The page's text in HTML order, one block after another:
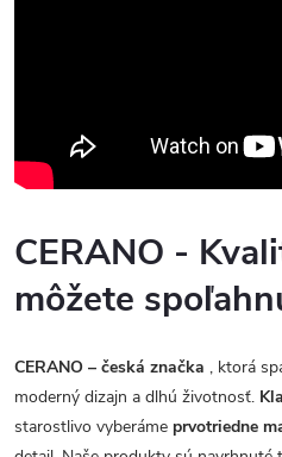
CERANO -
môžete
CERANO – česká značka , ktorá
moderný dizajn a dlhú životnosť.
starostlivo vyberáme prvotriedne